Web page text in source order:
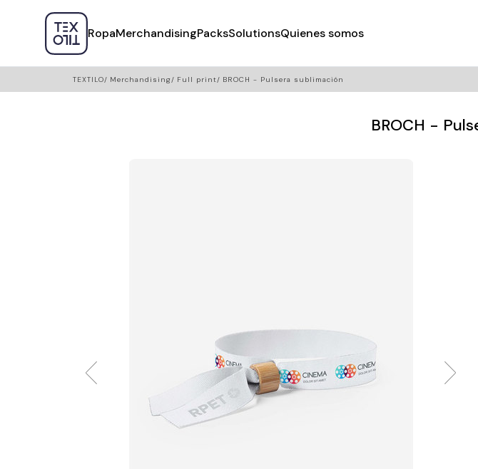
RopaMerchandisingPacksSolutionsQuienes somos
TEXTILO Merchandising Full print BROCH - Pulsera sublimación
BROCH -